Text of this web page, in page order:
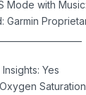
Mode with
Garmin
Yes